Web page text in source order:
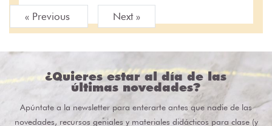
« Previous Next »
¿Quieres estar al día de las
últimas novedades?
Apúntate a la newsletter para enterarte antes que nadie de las
novedades, recursos geniales y materiales didácticos para clase (y